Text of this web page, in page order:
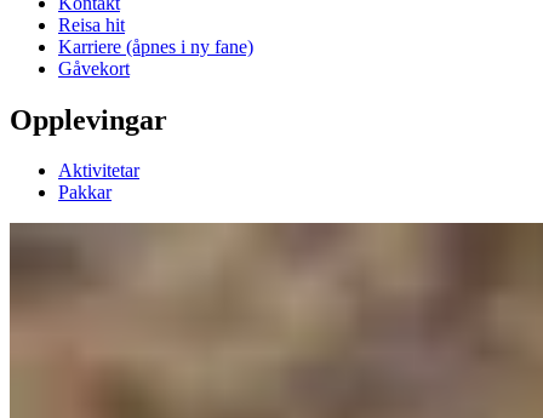
Reisa hit
Karriere (åpnes i ny fane)
Gåvekort
Opplevingar
Aktivitetar
Pakkar